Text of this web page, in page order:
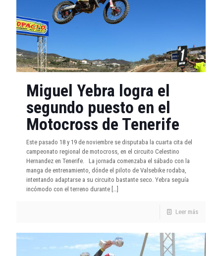
Miguel Yebra logra el
segundo puesto en el
Motocross de Tenerife
Este pasado 18 y 19 de noviembre se disputaba la cuarta cita del
campeonato regional de motocross, en el circuito Celestino
Hernandez en Tenerife. La jornada comenzaba el sábado con la
manga de entrenamiento, dónde el piloto de Valsebike rodaba,
intentando adaptarse a su circuito bastante seco. Yebra seguía
incómodo con el terreno durante […]
Leer más